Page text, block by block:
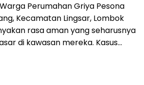
Perumahan Griya Pesona
Kecamatan Lingsar, Lombok
rasa aman yang seharusnya
di kawasan mereka. Kasus…